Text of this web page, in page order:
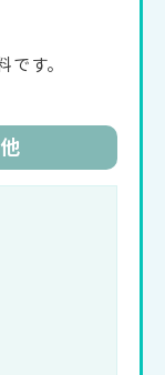
す。